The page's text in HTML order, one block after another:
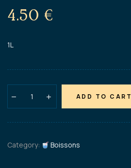
4.50 €
1L
ADD TO CART
Category: Boissons